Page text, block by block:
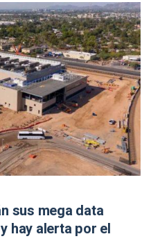
sus mega data
hay alerta por el